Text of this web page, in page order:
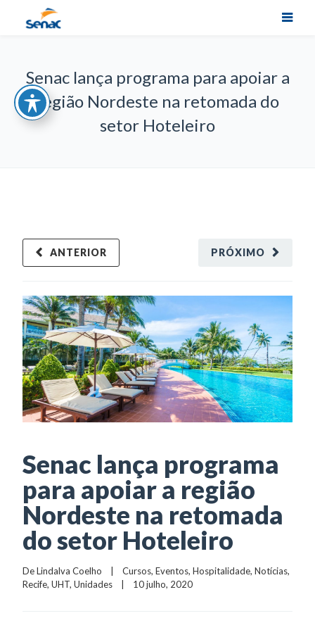
Senac lança programa para apoiar a
região Nordeste na retomada do
setor Hoteleiro
PRÓXIMO
ANTERIOR
Senac lança programa
para apoiar a região
Nordeste na retomada
do setor Hoteleiro
De Lindalva Coelho
    |
Cursos, Eventos, Hospitalidade, Notícias
Recife, UHT, Unidades
    |    10 julho, 2020